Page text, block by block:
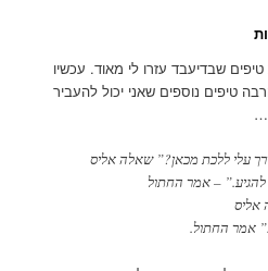
שבדיעבד עזרו לי מאוד. עכשיו
טיפים נוספים שאני יכול להעביר
עלי ללכת מכאן?” שאלה אליס
– אמר החתול
אליס
אמר החתול.